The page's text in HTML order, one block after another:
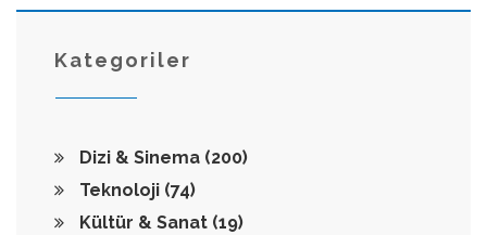
Kategoriler
Dizi & Sinema (200)
Teknoloji (74)
Kültür & Sanat (19)